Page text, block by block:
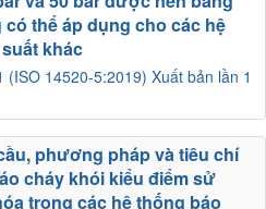
(ISO 14520-5:2019) Xuất bản lần 1
thể áp dụng cho các hệ
khác
phương pháp và tiêu chí
cháy khói kiểu điểm sử
trong các hệ thống báo